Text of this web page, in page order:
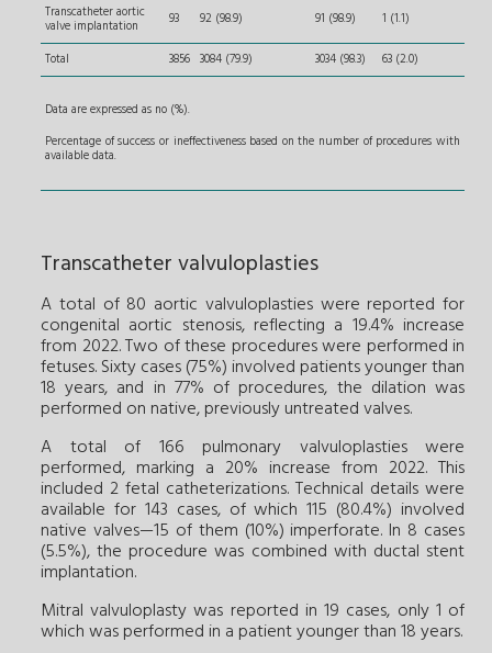
Transcatheter aortic
valve implantation 93 92 (98.9) 91 (98.9) 1 (1.1)
Total 3856 3084 (79.9) 3034 (98.3) 63 (2.0)
Data are expressed as no (%).
Percentage of success or ineffectiveness based on the number of procedures with
available data.
Transcatheter valvuloplasties
A total of 80 aortic valvuloplasties were reported for
congenital aortic stenosis, reflecting a 19.4% increase
from 2022. Two of these procedures were performed in
fetuses. Sixty cases (75%) involved patients younger than
18 years, and in 77% of procedures, the dilation was
performed on native, previously untreated valves.
A total of 166 pulmonary valvuloplasties were
performed, marking a 20% increase from 2022. This
included 2 fetal catheterizations. Technical details were
available for 143 cases, of which 115 (80.4%) involved
native valves—15 of them (10%) imperforate. In 8 cases
(5.5%), the procedure was combined with ductal stent
implantation.
Mitral valvuloplasty was reported in 19 cases, only 1 of
which was performed in a patient younger than 18 years.